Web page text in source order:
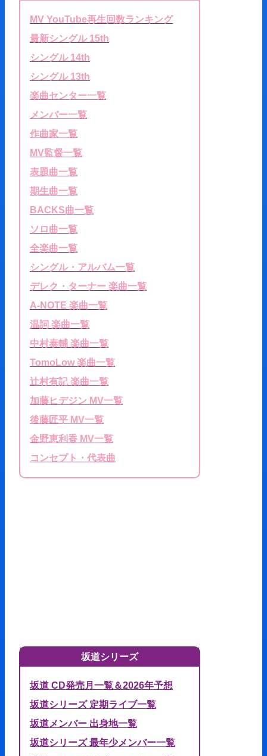
MV YouTube再生回数ランキング
最新シングル 15th
シングル 14th
シングル 13th
楽曲センター一覧
メンバー一覧
作曲家一覧
MV監督一覧
表題曲一覧
期生曲一覧
BACKS曲一覧
ソロ曲一覧
全楽曲一覧
シングル・アルバム一覧
デレク・ターナー 楽曲一覧
A-NOTE 楽曲一覧
温詞 楽曲一覧
中村泰輔 楽曲一覧
TomoLow 楽曲一覧
辻村有記 楽曲一覧
加藤ヒデジン MV一覧
後藤匠平 MV一覧
金野恵利香 MV一覧
コンセプト・代表曲
坂道シリーズ
坂道 CD発売月一覧＆2026年予想
坂道シリーズ 定期ライブ一覧
坂道メンバー 出身地一覧
坂道シリーズ 最年少メンバー一覧